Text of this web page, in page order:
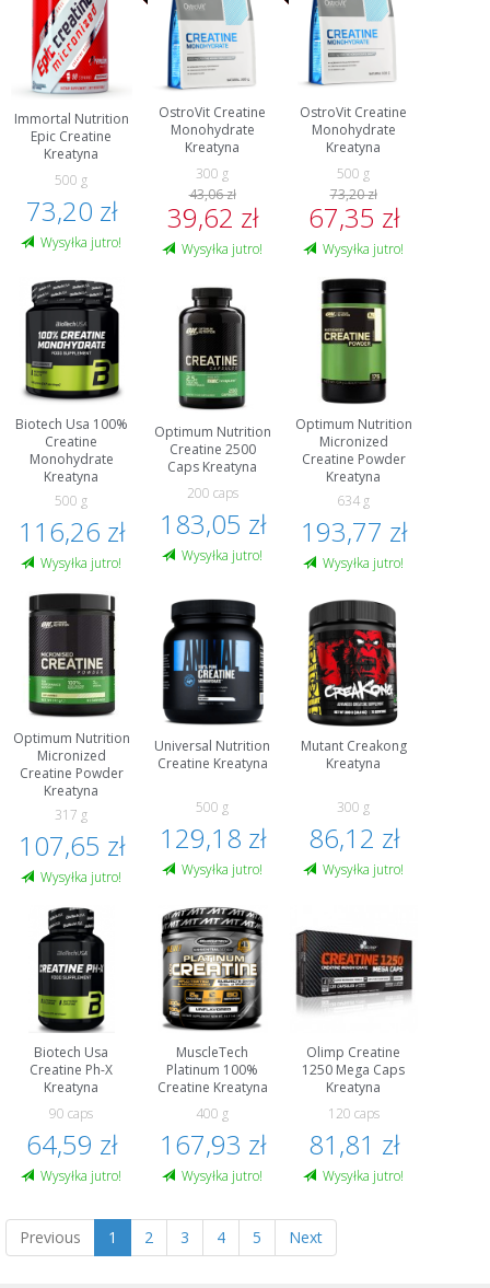
Immortal Nutrition
Epic Creatine
Kreatyna
500 g
73,20 zł
Wysyłka jutro!
OstroVit Creatine
Monohydrate
Kreatyna
300 g
43,06 zł
39,62 zł
Wysyłka jutro!
OstroVit Creatine
Monohydrate
Kreatyna
500 g
73,20 zł
67,35 zł
Wysyłka jutro!
Biotech Usa 100%
Creatine
Monohydrate
Kreatyna
500 g
116,26 zł
Wysyłka jutro!
Optimum Nutrition
Creatine 2500
Caps Kreatyna
200 caps
183,05 zł
Wysyłka jutro!
Optimum Nutrition
Micronized
Creatine Powder
Kreatyna
634 g
193,77 zł
Wysyłka jutro!
Optimum Nutrition
Micronized
Creatine Powder
Kreatyna
317 g
107,65 zł
Wysyłka jutro!
Universal Nutrition
Creatine Kreatyna
500 g
129,18 zł
Wysyłka jutro!
Mutant Creakong
Kreatyna
300 g
86,12 zł
Wysyłka jutro!
Biotech Usa
Creatine Ph-X
Kreatyna
90 caps
64,59 zł
Wysyłka jutro!
MuscleTech
Platinum 100%
Creatine Kreatyna
400 g
167,93 zł
Wysyłka jutro!
Olimp Creatine
1250 Mega Caps
Kreatyna
120 caps
81,81 zł
Wysyłka jutro!
Previous 1 2 3 4 5 Next